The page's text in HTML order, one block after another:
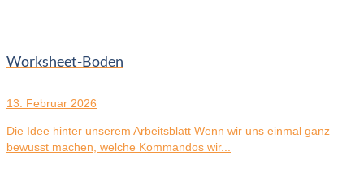
Worksheet-Boden
13. Februar 2026
Die Idee hinter unserem Arbeitsblatt Wenn wir uns einmal ganz
bewusst machen, welche Kommandos wir...